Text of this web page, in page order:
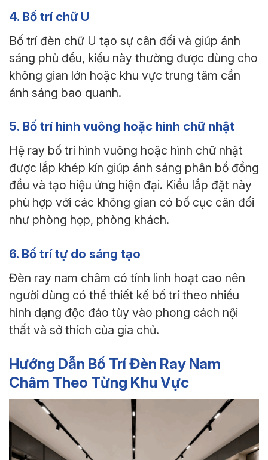
4. Bố trí chữ U
Bố trí đèn chữ U tạo sự cân đối và giúp ánh
sáng phủ đều, kiểu này thường được dùng cho
không gian lớn hoặc khu vực trung tâm cần
ánh sáng bao quanh.
5. Bố trí hình vuông hoặc hình chữ nhật
Hệ ray bố trí hình vuông hoặc hình chữ nhật
được lắp khép kín giúp ánh sáng phân bổ đồng
đều và tạo hiệu ứng hiện đại. Kiểu lắp đặt này
phù hợp với các không gian có bố cục cân đối
như phòng họp, phòng khách.
6. Bố trí tự do sáng tạo
Đèn ray nam châm có tính linh hoạt cao nên
người dùng có thể thiết kế bố trí theo nhiều
hình dạng độc đáo tùy vào phong cách nội
thất và sở thích của gia chủ.
Hướng Dẫn Bố Trí Đèn Ray Nam
Châm Theo Từng Khu Vực